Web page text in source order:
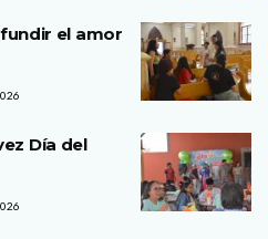
el amor
Día del